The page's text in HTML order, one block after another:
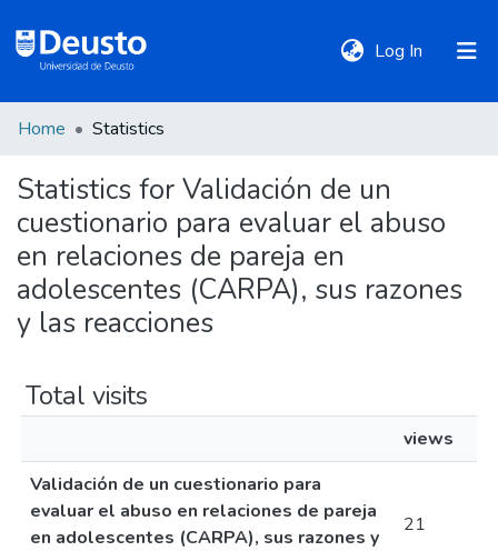
Log In (current)
Communities
&
Collections
All of DSpace
Policies
Home Statistics
Statistics for Validación de un
cuestionario para evaluar el abuso
en relaciones de pareja en
adolescentes (CARPA), sus razones
y las reacciones
Total visits
views
Validación de un cuestionario para
evaluar el abuso en relaciones de pareja
en adolescentes (CARPA), sus razones y
21